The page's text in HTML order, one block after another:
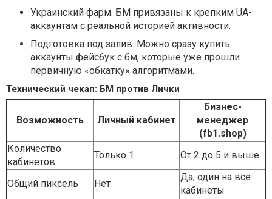
Украинский фарм. БМ привязаны к крепким UA-
аккаунтам с реальной историей активности.
Подготовка под залив. Можно сразу купить
аккаунты фейсбук с бм, которые уже прошли
первичную «обкатку» алгоритмами.
Технический чекап: БМ против Лички
Возможность Личный кабинет
Бизнес-
менеджер
(fb1.shop)
Количество
кабинетов
Только 1 От 2 до 5 и выше
Общий пиксель Нет
Да, один на все
кабинеты